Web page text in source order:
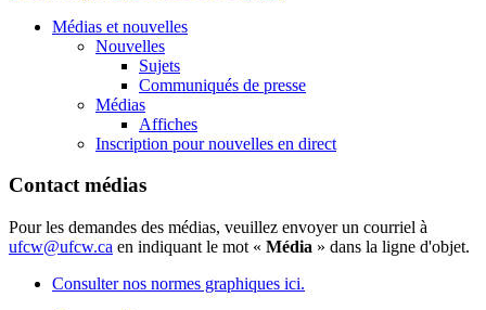
Médias et nouvelles
Nouvelles
Sujets
Communiqués de presse
Médias
Affiches
Inscription pour nouvelles en direct
Contact médias
Pour les demandes des médias, veuillez envoyer un courriel à
ufcw@ufcw.ca en indiquant le mot « Média » dans la ligne d'objet.
Consulter nos normes graphiques ici.